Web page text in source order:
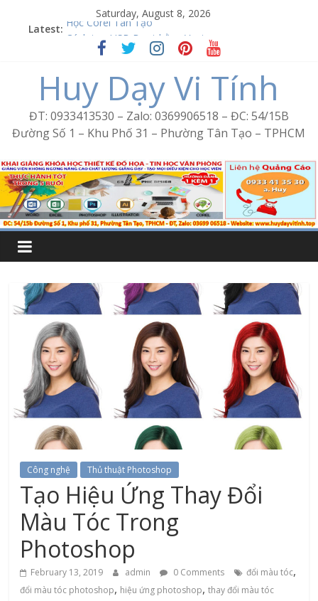
Saturday, August 8, 2026
Latest: Học Corel Tân Tạo
Cách tạo USB Boot bằng Ventoy
Khóa học Photoshop tại Tân Tạo
Excel Bình Trị Đông – Vi tính văn phòng cấp tốc
Word Bình Trị Đông – Tin học văn phòng cấp tốc
Huy Dạy Vi Tính
ĐT: 0933413530 – Zalo: 0369906518 – ĐC: 54/15B
Đường Số 1 – Khu Phố 31 – Phường Tân Tạo – TPHCM
Công nghệ Thủ thuật Photoshop
Tạo Hiệu Ứng Thay Đổi
Màu Tóc Trong
Photoshop
February 13, 2019 admin 0 Comments đổi màu tóc,
đổi màu tóc photoshop, hiệu ứng photoshop,thay đổi màu tóc